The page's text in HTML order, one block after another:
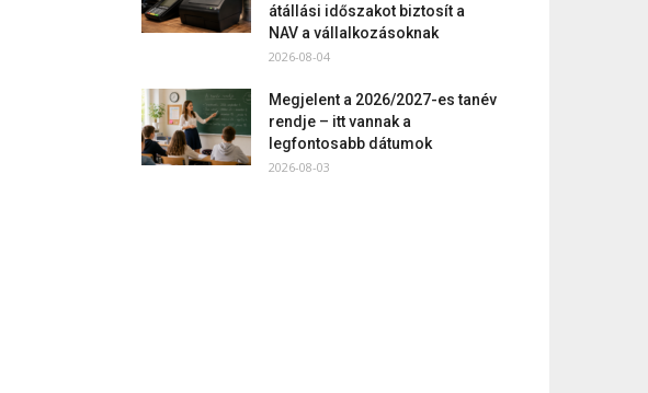
átállási időszakot biztosít a
NAV a vállalkozásoknak
2026-08-04
Megjelent a 2026/2027-es tanév
rendje – itt vannak a
legfontosabb dátumok
2026-08-03